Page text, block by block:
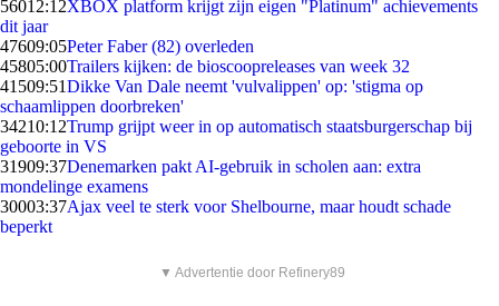
56012:12XBOX platform krijgt zijn eigen "Platinum" achievements
dit jaar
47609:05Peter Faber (82) overleden
45805:00Trailers kijken: de bioscoopreleases van week 32
41509:51Dikke Van Dale neemt 'vulvalippen' op: 'stigma op
schaamlippen doorbreken'
34210:12Trump grijpt weer in op automatisch staatsburgerschap bij
geboorte in VS
31909:37Denemarken pakt AI-gebruik in scholen aan: extra
mondelinge examens
30003:37Ajax veel te sterk voor Shelbourne, maar houdt schade
beperkt
▼ Advertentie door Refinery89